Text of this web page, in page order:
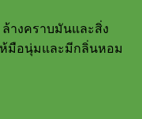
างคราบมันและสิ่ง
ห้มือนุ่มและมีกลิ่นหอม